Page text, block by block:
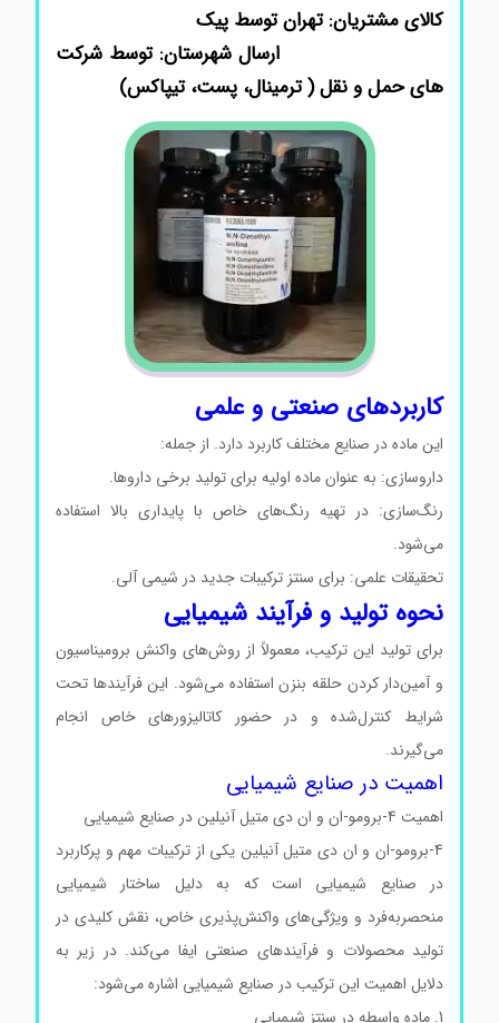
کالای مشتریان: تهران توسط پیک
ارسال شهرستان: توسط شرکت
های حمل و نقل ( ترمینال، پست، تیپاکس)
کاربردهای صنعتی و علمی
این ماده در صنایع مختلف کاربرد دارد. از جمله:
داروسازی: به عنوان ماده اولیه برای تولید برخی داروها.
رنگ‌سازی: در تهیه رنگ‌های خاص با پایداری بالا استفاده
می‌شود.
تحقیقات علمی: برای سنتز ترکیبات جدید در شیمی آلی.
نحوه تولید و فرآیند شیمیایی
برای تولید این ترکیب، معمولاً از روش‌های واکنش برومیناسیون
و آمین‌دار کردن حلقه بنزن استفاده می‌شود. این فرآیندها تحت
شرایط کنترل‌شده و در حضور کاتالیزورهای خاص انجام
می‌گیرند.4-برومو-ان و ان دی متیل آنیلین
اهمیت در صنایع شیمیایی
اهمیت 4-برومو-ان و ان دی متیل آنیلین در صنایع شیمیایی
4-برومو-ان و ان دی متیل آنیلین یکی از ترکیبات مهم و پرکاربرد
در صنایع شیمیایی است که به دلیل ساختار شیمیایی
منحصربه‌فرد و ویژگی‌های واکنش‌پذیری خاص، نقش کلیدی در
تولید محصولات و فرآیندهای صنعتی ایفا می‌کند. در زیر به
دلایل اهمیت این ترکیب در صنایع شیمیایی اشاره می‌شود: